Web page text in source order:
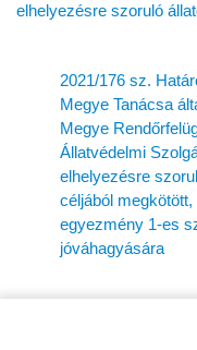
elhelyezésre szoruló
2021/176 sz.
Megye Tanácsa
Megye
Állatvédelmi
elhelyezésre
céljából
egyezmény 1-es
jóváhagyására